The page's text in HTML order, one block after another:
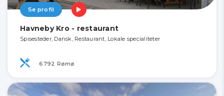
Se profil
Havneby Kro - restaurant
Spisesteder, Dansk, Restaurant, Lokale specialiteter
6792 Rømø